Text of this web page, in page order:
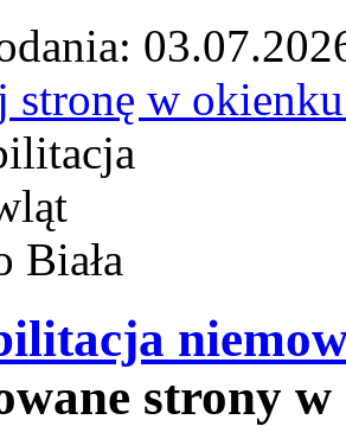
stronę w
strony